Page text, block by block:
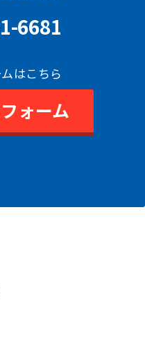
6681
はこちら
ォーム